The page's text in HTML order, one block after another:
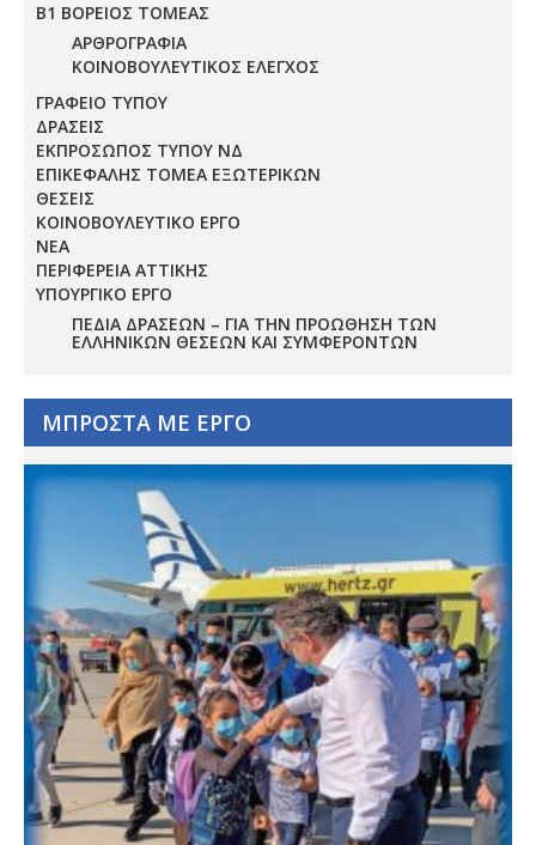
Β1 ΒΟΡΕΙΟΣ ΤΟΜΕΑΣ
ΑΡΘΡΟΓΡΑΦΙΑ
ΚΟΙΝΟΒΟΥΛΕΥΤΙΚΟΣ ΕΛΕΓΧΟΣ
ΓΡΑΦΕΙΟ ΤΥΠΟΥ
ΔΡΑΣΕΙΣ
ΕΚΠΡΟΣΩΠΟΣ ΤΥΠΟΥ ΝΔ
ΕΠΙΚΕΦΑΛΗΣ ΤΟΜΕΑ ΕΞΩΤΕΡΙΚΩΝ
ΘΕΣΕΙΣ
ΚΟΙΝΟΒΟΥΛΕΥΤΙΚΟ ΕΡΓΟ
ΝΕΑ
ΠΕΡΙΦΕΡΕΙΑ ΑΤΤΙΚΗΣ
ΥΠΟΥΡΓΙΚΟ ΕΡΓΟ
ΠΕΔΊΑ ΔΡΆΣΕΩΝ – ΓΙΑ ΤΗΝ ΠΡΟΏΘΗΣΗ ΤΩΝ
ΕΛΛΗΝΙΚΏΝ ΘΈΣΕΩΝ ΚΑΙ ΣΥΜΦΕΡΌΝΤΩΝ
ΜΠΡΟΣΤΑ ΜΕ ΕΡΓΟ